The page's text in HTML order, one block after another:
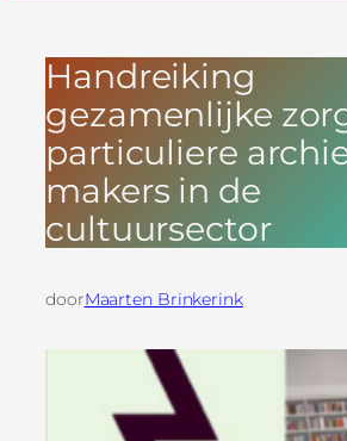
Handreiking
gezamenlijke
particuliere
makers in de
cultuursector
doorMaarten Brinkerink